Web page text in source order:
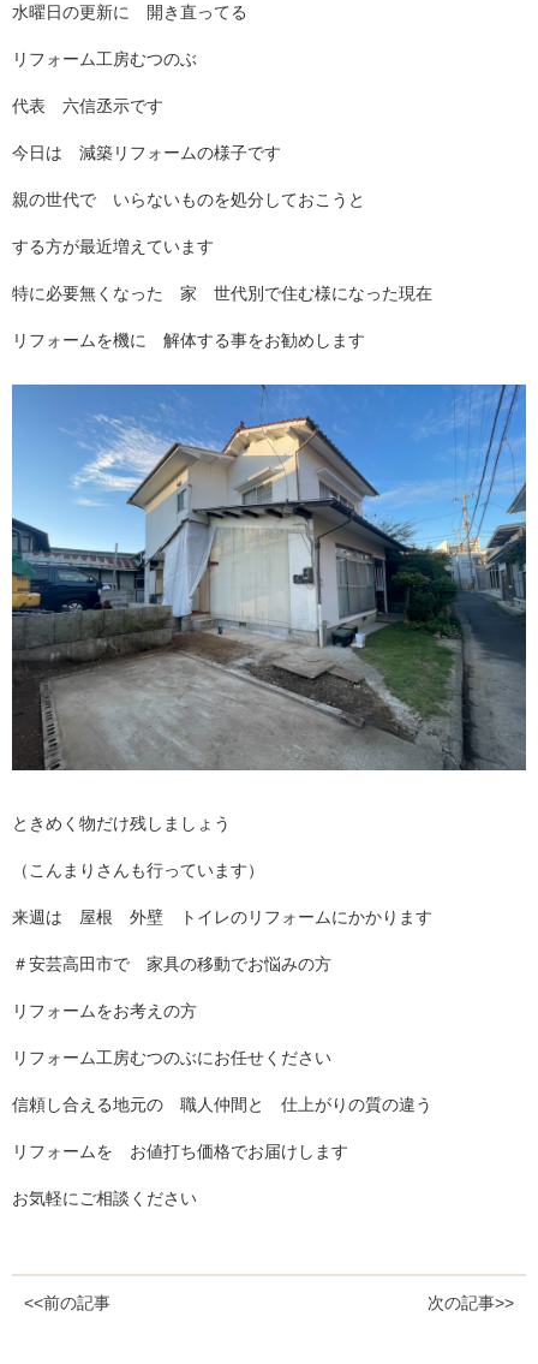
水曜日の更新に 開き直ってる
リフォーム工房むつのぶ
代表 六信丞示です
今日は 減築リフォームの様子です
親の世代で いらないものを処分しておこうと
する方が最近増えています
特に必要無くなった 家 世代別で住む様になった現在
リフォームを機に 解体する事をお勧めします
ときめく物だけ残しましょう
（こんまりさんも行っています）
来週は 屋根 外壁 トイレのリフォームにかかります
＃安芸高田市で 家具の移動でお悩みの方
リフォームをお考えの方
リフォーム工房むつのぶにお任せください
信頼し合える地元の 職人仲間と 仕上がりの質の違う
リフォームを お値打ち価格でお届けします
お気軽にご相談ください
<<前の記事 次の記事>>